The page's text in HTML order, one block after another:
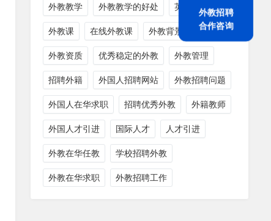
外教教学 外教教学的好处 英语外教教学
外教课 在线外教课 外教背景调查
外教资质 优秀稳定的外教 外教管理
招聘外籍 外国人招聘网站 外教招聘问题
外国人在华求职 招聘优秀外教 外籍教师
外国人才引进 国际人才 人才引进
外教在华任教 学校招聘外教
外教在华求职 外教招聘工作
外教招聘
合作咨询